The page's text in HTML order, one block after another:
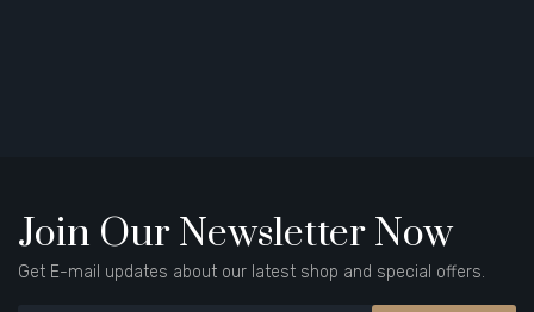
Join Our Newsletter Now
Get E-mail updates about our latest shop and special offers.